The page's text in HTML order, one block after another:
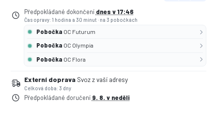
Předpokládané dokončení dnes v 17:46
Čas opravy: 1 hodina a 30 minut · na 3 pobočkách
Pobočka OC Futurum
Pobočka OC Olympia
Pobočka OC Flora
Externí doprava Svoz z vaší adresy
Celková doba: 3 dny
Předpokládané doručení 9. 8. v neděli